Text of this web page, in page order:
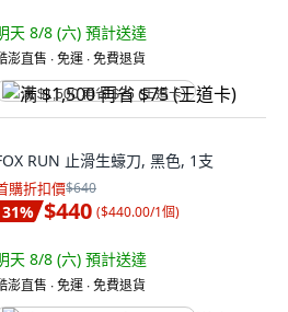
天 8/8 (六) 預計送達
澎直售 ∙ 免運 ∙ 免費退貨
满 $1,500 再省 $75 (王道卡)
RUN 止滑生蠔刀, 黑色, 1支
購折扣價$640
31% $440 ($440.00/1個)
天 8/8 (六) 預計送達
澎直售 ∙ 免運 ∙ 免費退貨